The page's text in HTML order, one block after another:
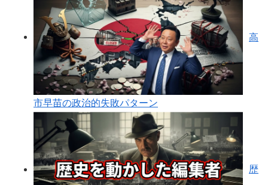
高
市早苗の政治的失敗パターン
歴